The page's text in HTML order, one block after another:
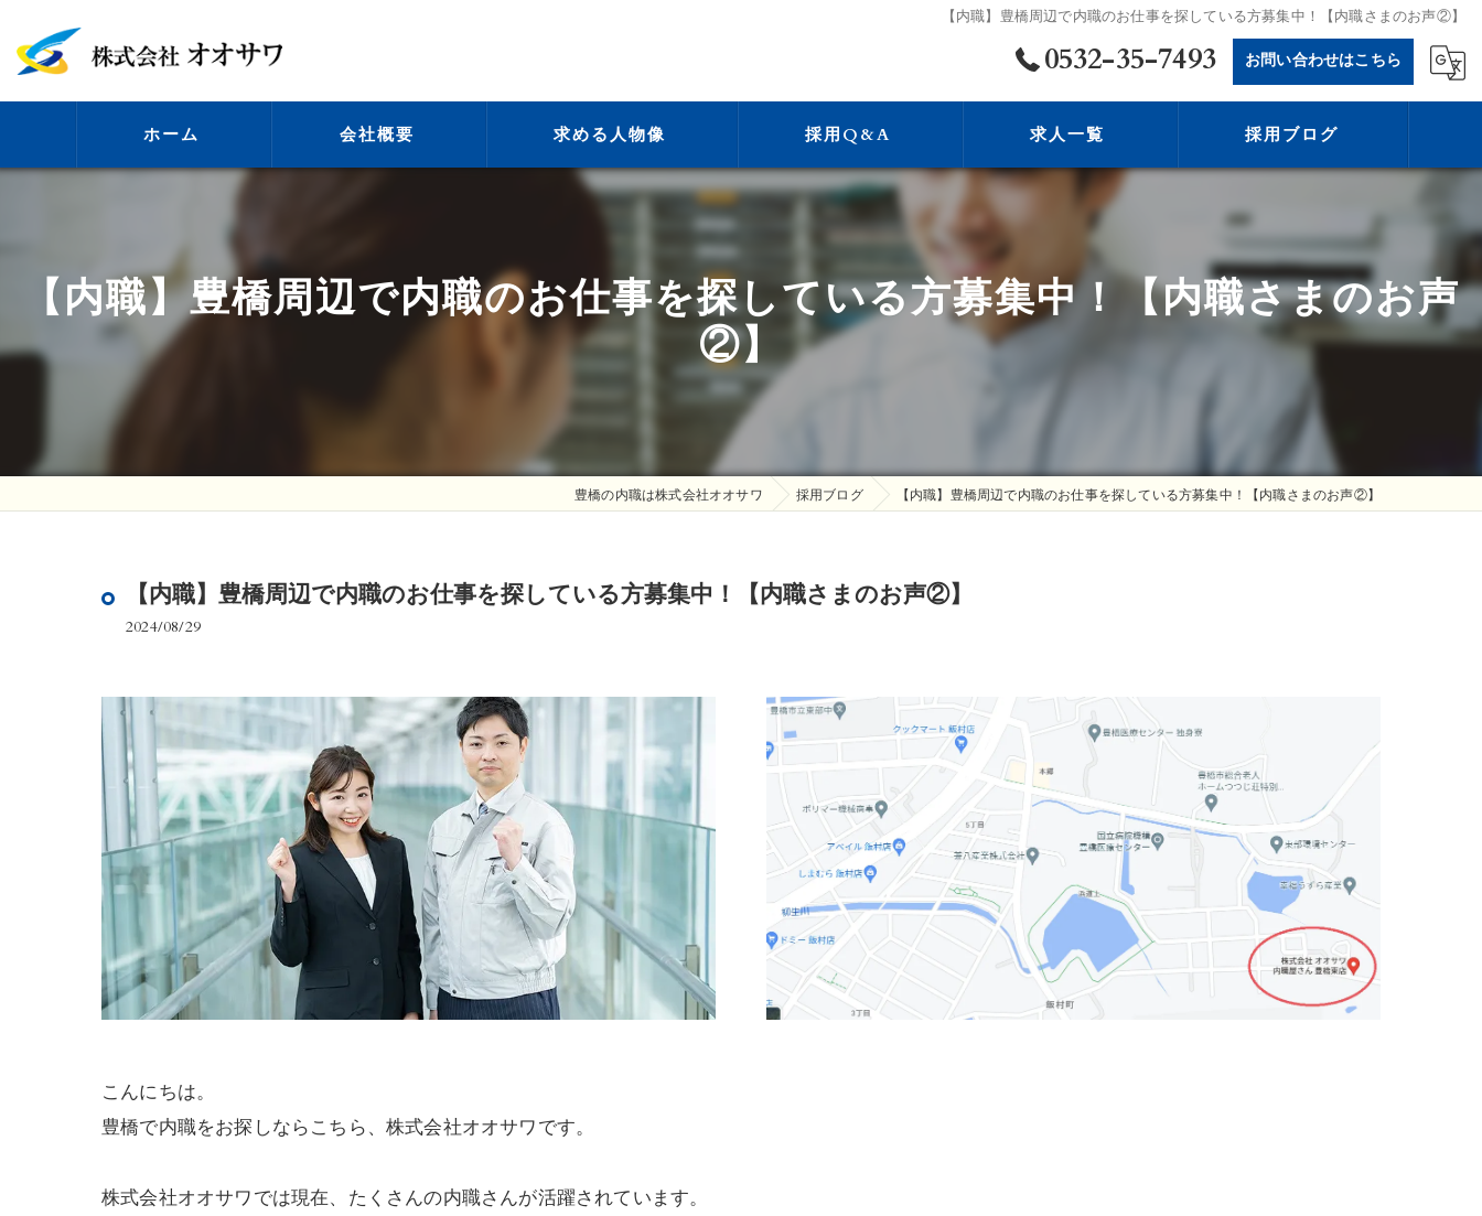
【内職】豊橋周辺で内職のお仕事を探している方募集中！【内職さまのお声②】
0532-35-7493 お問い合わせはこちら
ホーム 会社概要
ビジョン
求める人物像 採用Q&A 求人一覧 採用ブログ
【内職】豊橋周辺で内職のお仕事を探している方募集中！【内職さまのお声
②】
豊橋の内職は株式会社オオサワ 採用ブログ 【内職】豊橋周辺で内職のお仕事を探している方募集中！【内職さまのお声②】
【内職】豊橋周辺で内職のお仕事を探している方募集中！【内職さまのお声②】
2024/08/29
こんにちは。
豊橋で内職をお探しならこちら、株式会社オオサワです。
株式会社オオサワでは現在、たくさんの内職さんが活躍されています。